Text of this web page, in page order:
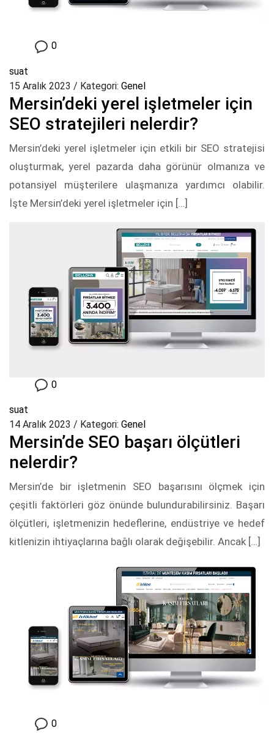
0
suat
15 Aralık 2023 / Kategori: Genel
Mersin’deki yerel işletmeler için
SEO stratejileri nelerdir?
Mersin’deki yerel işletmeler için etkili bir SEO stratejisi
oluşturmak, yerel pazarda daha görünür olmanıza ve
potansiyel müşterilere ulaşmanıza yardımcı olabilir.
İşte Mersin’deki yerel işletmeler için […]
0
suat
14 Aralık 2023 / Kategori: Genel
Mersin’de SEO başarı ölçütleri
nelerdir?
Mersin’de bir işletmenin SEO başarısını ölçmek için
çeşitli faktörleri göz önünde bulundurabilirsiniz. Başarı
ölçütleri, işletmenizin hedeflerine, endüstriye ve hedef
kitlenizin ihtiyaçlarına bağlı olarak değişebilir. Ancak […]
0